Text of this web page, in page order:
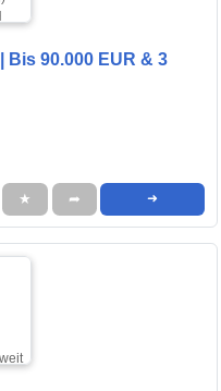
Bis 90.000 EUR & 3
★ ➦ ➜